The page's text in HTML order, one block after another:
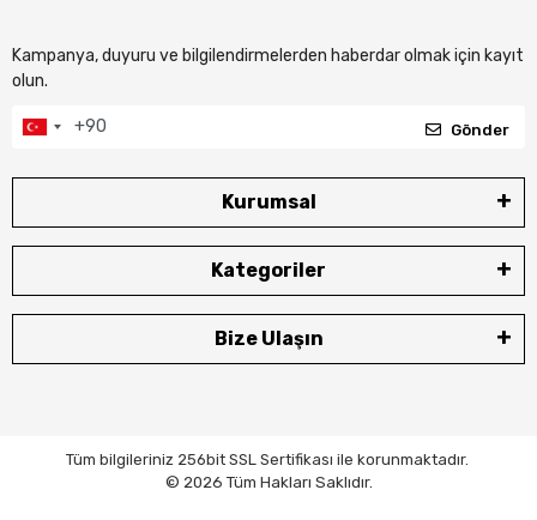
Kampanya, duyuru ve bilgilendirmelerden haberdar olmak için kayıt
olun.
Gönder
Kurumsal
Kategoriler
Bize Ulaşın
Tüm bilgileriniz 256bit SSL Sertifikası ile korunmaktadır.
© 2026 Tüm Hakları Saklıdır.